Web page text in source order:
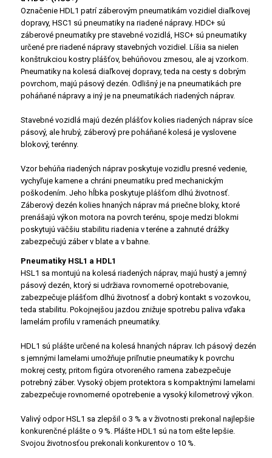
Označenie HDL1 patrí záberovým pneumatikám vozidiel diaľkovej
dopravy, HSC1 sú pneumatiky na riadené nápravy. HDC+ sú
záberové pneumatiky pre stavebné vozidlá, HSC+ sú pneumatiky
určené pre riadené nápravy stavebných vozidiel. Líšia sa nielen
konštrukciou kostry plášťov, behúňovou zmesou, ale aj vzorkom.
Pneumatiky na kolesá diaľkovej dopravy, teda na cesty s dobrým
povrchom, majú pásový dezén. Odlišný je na pneumatikách pre
poháňané nápravy a iný je na pneumatikách riadených náprav.
Stavebné vozidlá majú dezén plášťov kolies riadených náprav síce
pásový, ale hrubý, záberový pre poháňané kolesá je vyslovene
blokový, terénny.
Vzor behúňa riadených náprav poskytuje vozidlu presné vedenie,
vychyľuje kamene a chráni pneumatiku pred mechanickým
poškodením. Jeho hĺbka poskytuje plášťom dlhú životnosť.
Záberový dezén kolies hnaných náprav má priečne bloky, ktoré
prenášajú výkon motora na povrch terénu, spoje medzi blokmi
poskytujú väčšiu stabilitu riadenia v teréne a zahnuté drážky
zabezpečujú záber v blate a v bahne.
Pneumatiky HSL1 a HDL1
HSL1 sa montujú na kolesá riadených náprav, majú hustý a jemný
pásový dezén, ktorý si udržiava rovnomerné opotrebovanie,
zabezpečuje plášťom dlhú životnosť a dobrý kontakt s vozovkou,
teda stabilitu. Pokojnejšou jazdou znižuje spotrebu paliva vďaka
lamelám profilu v ramenách pneumatiky.
HDL1 sú plášte určené na kolesá hnaných náprav. Ich pásový dezén
s jemnými lamelami umožňuje priľnutie pneumatiky k povrchu
mokrej cesty, pritom figúra otvoreného ramena zabezpečuje
potrebný záber. Vysoký objem protektora s kompaktnými lamelami
zabezpečuje rovnomerné opotrebenie a vysoký kilometrový výkon.
Valivý odpor HSL1 sa zlepšil o 3 % a v životnosti prekonal najlepšie
konkurenčné plášte o 9 %. Plášte HDL1 sú na tom ešte lepšie.
Svojou životnosťou prekonali konkurentov o 10 %.